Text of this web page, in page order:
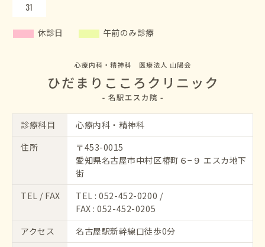
31
休診日 午前のみ診療
診療科目
心療内科・精神科
住所
〒453-0015
愛知県名古屋市中村区椿町６−９ エスカ地下
街
TEL / FAX
TEL :052-452-0200 /
FAX : 052-452-0205
アクセス
名古屋駅新幹線口徒歩0分